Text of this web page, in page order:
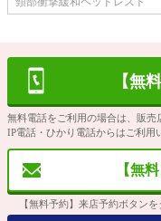
【無
無料電話をご利用の場合は、販売
IP電話・ひかり電話からはご利用
【無
【無料予約】来店予約ボタン